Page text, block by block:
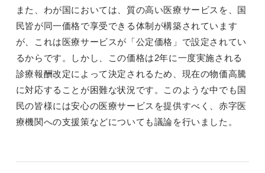
また、わが国においては、質の高い医療サービスを、国
民皆が同一価格で享受できる体制が構築されています
が、これは医療サービスが「公定価格」で設定されてい
るからです。しかし、この価格は2年に一度実施される
診療報酬改定によって決定されるため、現在の物価高騰
に対応することが困難な状況です。このような中でも国
民の皆様には安心の医療サービスを提供すべく、赤字医
療機関への支援策などについても議論を行いました。